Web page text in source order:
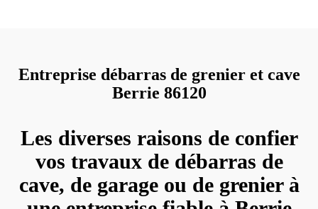
Entreprise débarras de grenier et cave
Berrie 86120
Les diverses raisons de confier
vos travaux de débarras de
cave, de garage ou de grenier à